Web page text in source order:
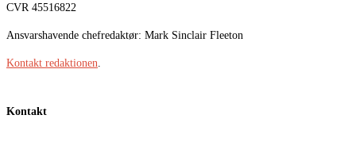
CVR 45516822
Ansvarshavende chefredaktør: Mark Sinclair Fleeton
Kontakt redaktionen
Kontakt